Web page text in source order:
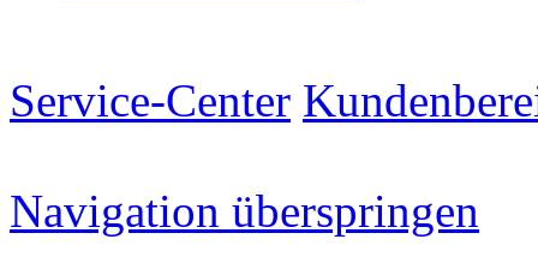
Service-Center
Navigation überspringen